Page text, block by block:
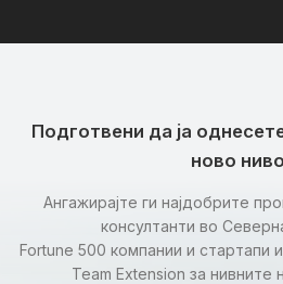
Подготвени да ја
ново
Ангажирајте ги најдобрите
консултанти во
Fortune 500 компании и стартапи
Team Extension за нивните